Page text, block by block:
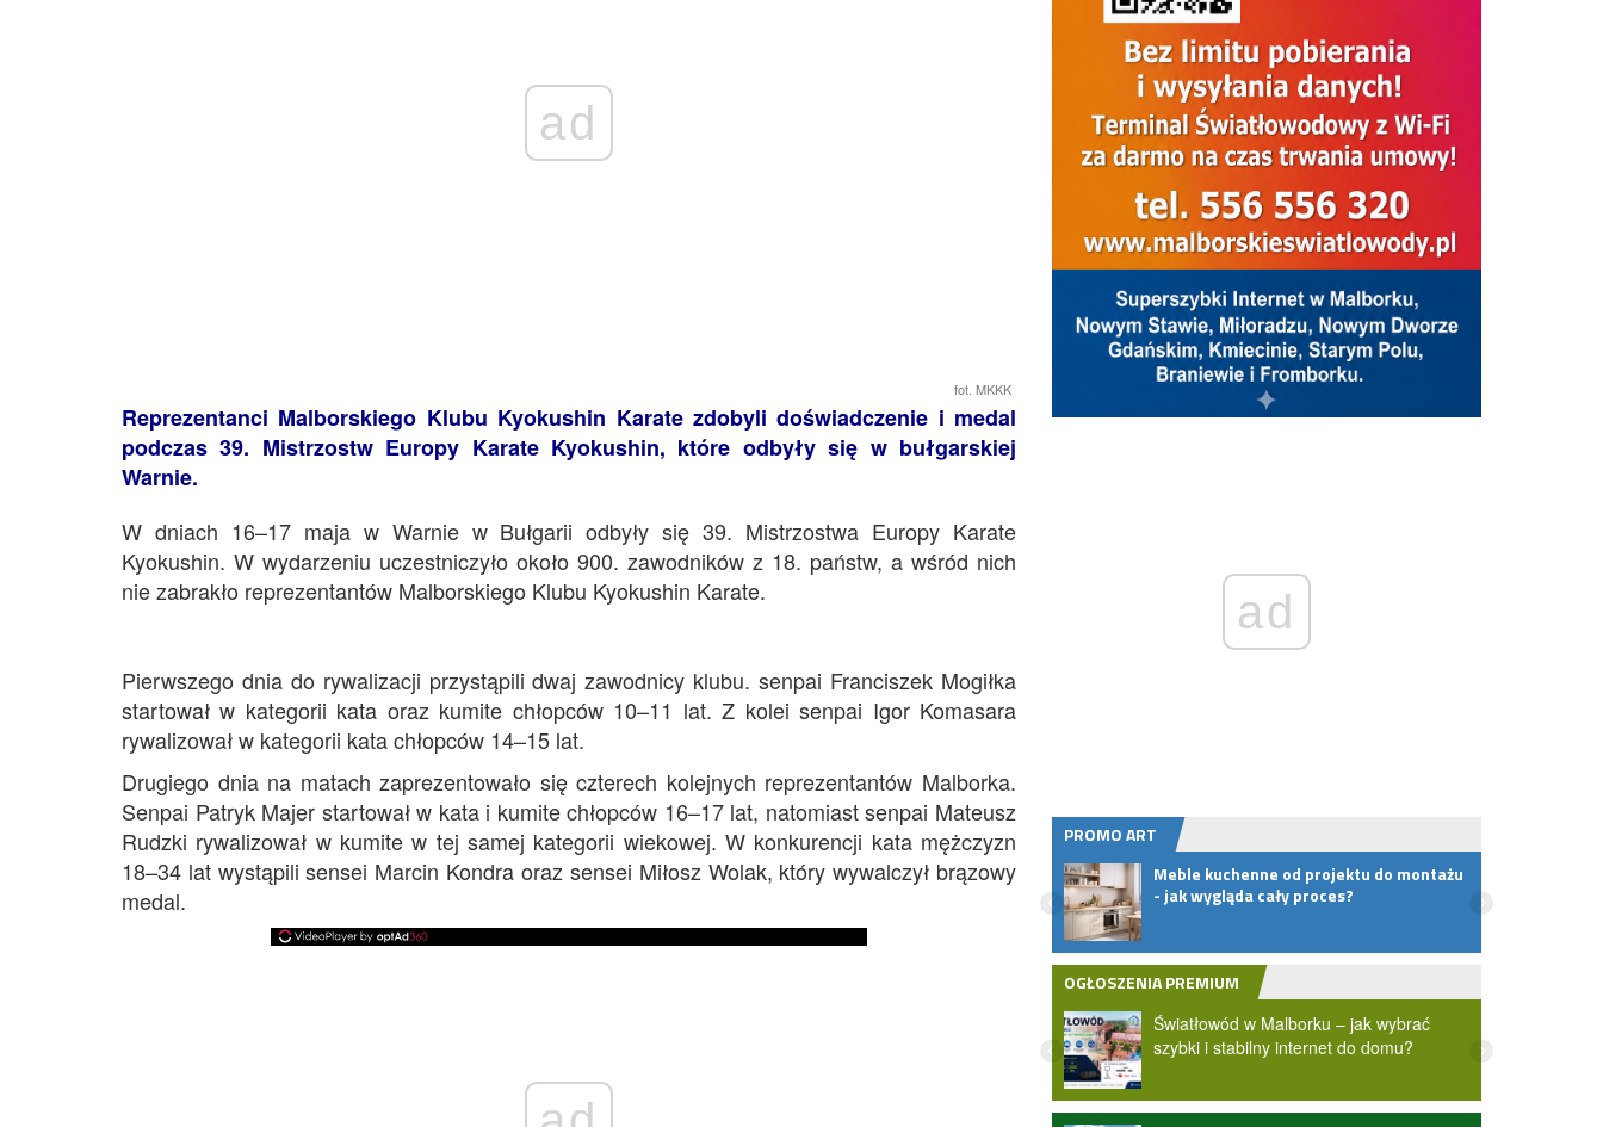
ad
fot. MKKK
Reprezentanci Malborskiego Klubu Kyokushin Karate zdobyli doświadczenie i medal
podczas 39. Mistrzostw Europy Karate Kyokushin, które odbyły się w bułgarskiej
Warnie.
W dniach 16–17 maja w Warnie w Bułgarii odbyły się 39. Mistrzostwa Europy Karate
Kyokushin. W wydarzeniu uczestniczyło około 900. zawodników z 18. państw, a wśród nich
nie zabrakło reprezentantów Malborskiego Klubu Kyokushin Karate.
Pierwszego dnia do rywalizacji przystąpili dwaj zawodnicy klubu. senpai Franciszek Mogiłka
startował w kategorii kata oraz kumite chłopców 10–11 lat. Z kolei senpai Igor Komasara
rywalizował w kategorii kata chłopców 14–15 lat.
Drugiego dnia na matach zaprezentowało się czterech kolejnych reprezentantów Malborka.
Senpai Patryk Majer startował w kata i kumite chłopców 16–17 lat, natomiast senpai Mateusz
Rudzki rywalizował w kumite w tej samej kategorii wiekowej. W konkurencji kata mężczyzn
18–34 lat wystąpili sensei Marcin Kondra oraz sensei Miłosz Wolak, który wywalczył brązowy
medal.
ad
PROMO ART
Osiedle Słoneczne Bis we Fromborku z
Meble kuchenne od projektu do montażu
- jak wygląda cały proces?
OGŁOSZENIA PREMIUM
Światłowód w Malborku – jak wybrać
szybki i stabilny internet do domu?